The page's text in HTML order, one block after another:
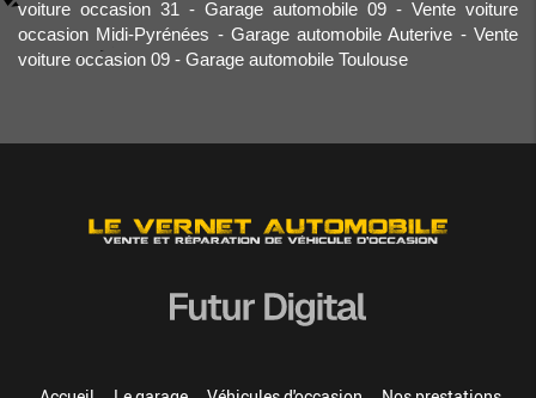
voiture occasion 31
Garage automobile 09
Vente voiture
occasion Midi-Pyrénées
Garage automobile Auterive
Vente
voiture occasion 09
Garage automobile Toulouse